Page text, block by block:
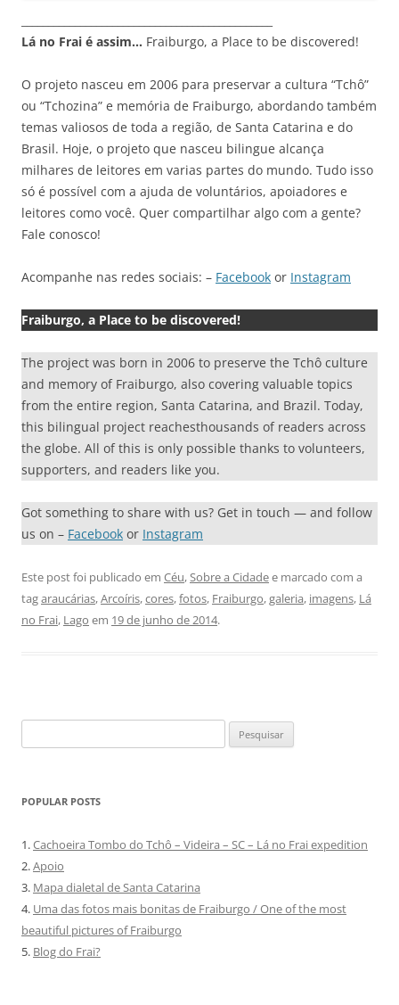
Lá no Frai é assim… Fraiburgo, a Place to be discovered!
O projeto nasceu em 2006 para preservar a cultura “Tchô”
ou “Tchozina” e memória de Fraiburgo, abordando também
temas valiosos de toda a região, de Santa Catarina e do
Brasil. Hoje, o projeto que nasceu bilingue alcança
milhares de leitores em varias partes do mundo. Tudo isso
só é possível com a ajuda de voluntários, apoiadores e
leitores como você. Quer compartilhar algo com a gente?
Fale conosco!
Acompanhe nas redes sociais: – Facebook or Instagram
Fraiburgo, a Place to be discovered!
The project was born in 2006 to preserve the Tchô culture
and memory of Fraiburgo, also covering valuable topics
from the entire region, Santa Catarina, and Brazil. Today,
this bilingual project reachesthousands of readers across
the globe. All of this is only possible thanks to volunteers,
supporters, and readers like you.
Got something to share with us? Get in touch — and follow
us on – Facebook or Instagram
Este post foi publicado em Céu,Sobre a Cidadee marcado com a
tagaraucárias,Arcoíris,cores,fotos, Fraiburgo,galeria, imagens, Lá
no Frai, Lago em 19 de junho de 2014.
por:
POPULAR POSTS
1.Cachoeira Tombo do Tchô – Videira – SC – Lá no Frai expedition
2.Apoio
3. Mapa dialetal de Santa Catarina
4. Uma das fotos mais bonitas de Fraiburgo / One of the most
beautiful pictures of Fraiburgo
5. Blog do Frai?